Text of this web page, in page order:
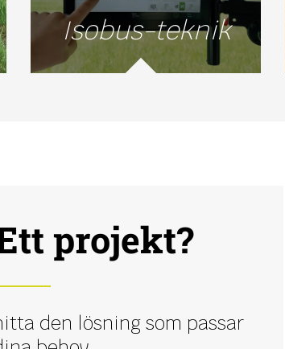
Isobus-teknik
projekt?
den lösning som passar